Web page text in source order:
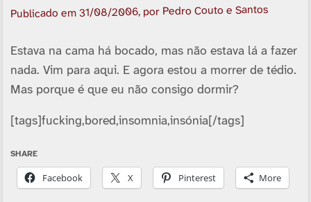
Publicado em31/08/2006, por Pedro Couto e Santos
Estava na cama há bocado, mas não estava lá a fazer
nada. Vim para aqui. E agora estou a morrer de tédio.
Mas porque é que eu não consigo dormir?
[tags]fucking,bored,insomnia,insónia[/tags]
SHARE
Facebook X Pinterest More